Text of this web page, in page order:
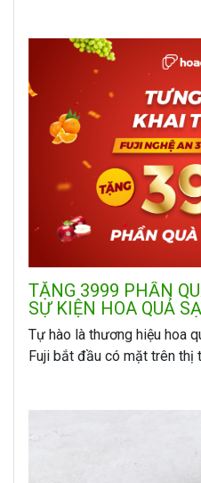
TẶNG 3999 PHẦN
SỰ KIỆN HOA QUẢ
KHAI TRƯƠNG
Tự hào là thương hiệu hoa
Fuji bắt đầu có mặt trên thị